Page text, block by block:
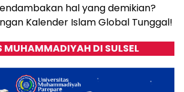
hal yang demikian?
Kalender Islam Global Tunggal!
MUHAMMADIYAH DI SULSEL